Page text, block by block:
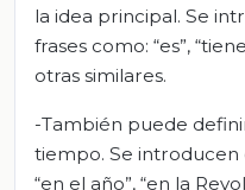
la idea principal. Se
frases como: “es”,
otras similares.
-También puede
tiempo. Se introducen
“en el año”, “en la